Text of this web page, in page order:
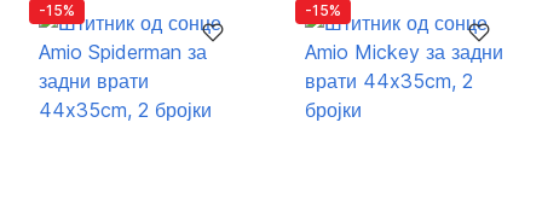
-15% -15%